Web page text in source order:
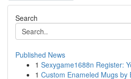
Search
Published News
1 Sexygame1688n Register:
1 Custom Enameled Mugs by